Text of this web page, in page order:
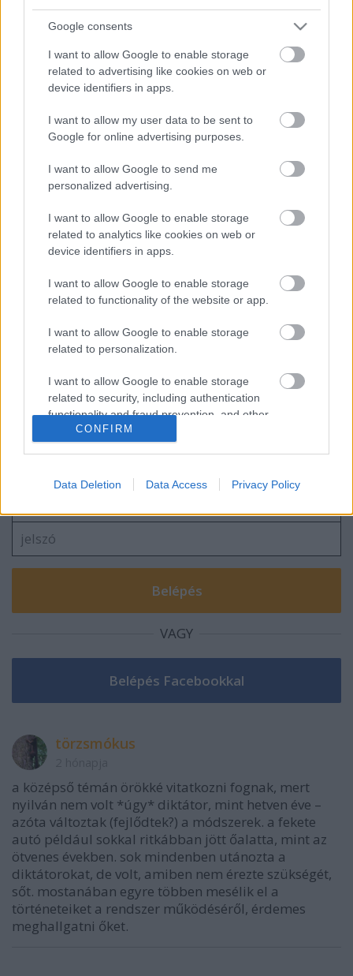
Google consents
I want to allow Google to enable storage
related to advertising like cookies on web or
device identifiers in apps.
I want to allow my user data to be sent to
Google for online advertising purposes.
I want to allow Google to send me
personalized advertising.
I want to allow Google to enable storage
related to analytics like cookies on web or
device identifiers in apps.
I want to allow Google to enable storage
related to functionality of the website or app.
I want to allow Google to enable storage
related to personalization.
I want to allow Google to enable storage
related to security, including authentication
functionality and fraud prevention, and other
user protection.
CONFIRM
Data Deletion Data Access Privacy Policy
Komoly és hányaveti
Befejezve
blog.hu facebook
Szólj hozzá!
VAGY
törzsmókus
a középső témán örökké vitatkozni fognak, mert
nyilván nem volt *úgy* diktátor, mint hetven éve –
azóta változtak (fejlődtek?) a módszerek. a fekete
autó például sokkal ritkábban jött őalatta, mint az
ötvenes években. sok mindenben utánozta a
diktátorokat, de volt, amiben nem érezte szükségét,
sőt. mostanában egyre többen mesélik el a
történeteiket a rendszer működéséről, érdemes
meghallgatni őket.